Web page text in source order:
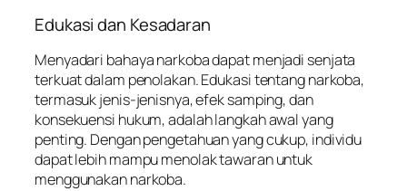
Edukasi dan Kesadaran
Menyadari bahaya narkoba dapat menjadi senjata
terkuat dalam penolakan. Edukasi tentang narkoba,
termasuk jenis-jenisnya, efek samping, dan
konsekuensi hukum, adalah langkah awal yang
penting. Dengan pengetahuan yang cukup, individu
dapat lebih mampu menolak tawaran untuk
menggunakan narkoba.